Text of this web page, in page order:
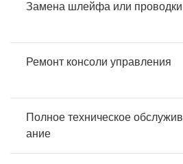
Замена шлейфа или проводки
Ремонт консоли управления
Полное техническое обслужив
ание